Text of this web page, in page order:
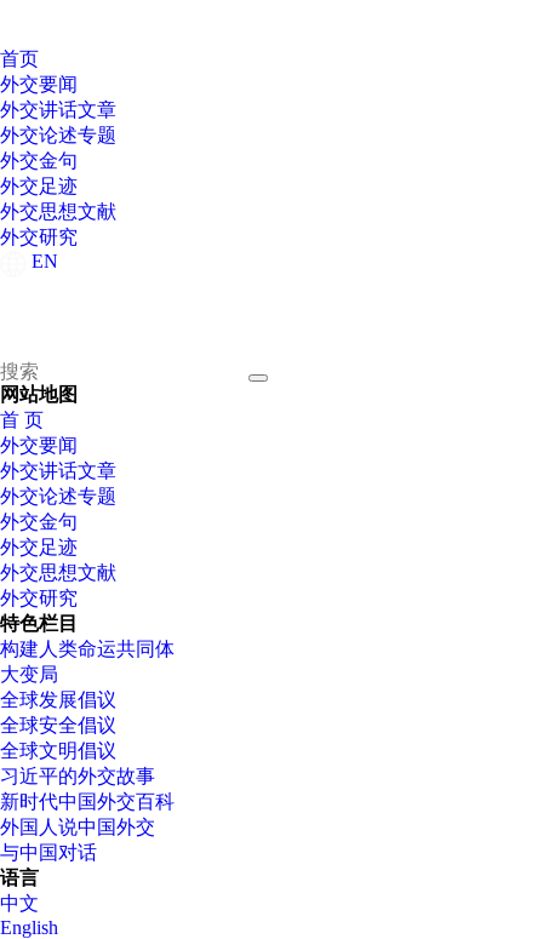
首页
外交要闻
外交讲话文章
外交论述专题
外交金句
外交足迹
外交思想文献
外交研究
EN
网站地图
首 页
外交要闻
外交讲话文章
外交论述专题
外交金句
外交足迹
外交思想文献
外交研究
特色栏目
构建人类命运共同体
大变局
全球发展倡议
全球安全倡议
全球文明倡议
习近平的外交故事
新时代中国外交百科
外国人说中国外交
与中国对话
语言
中文
English